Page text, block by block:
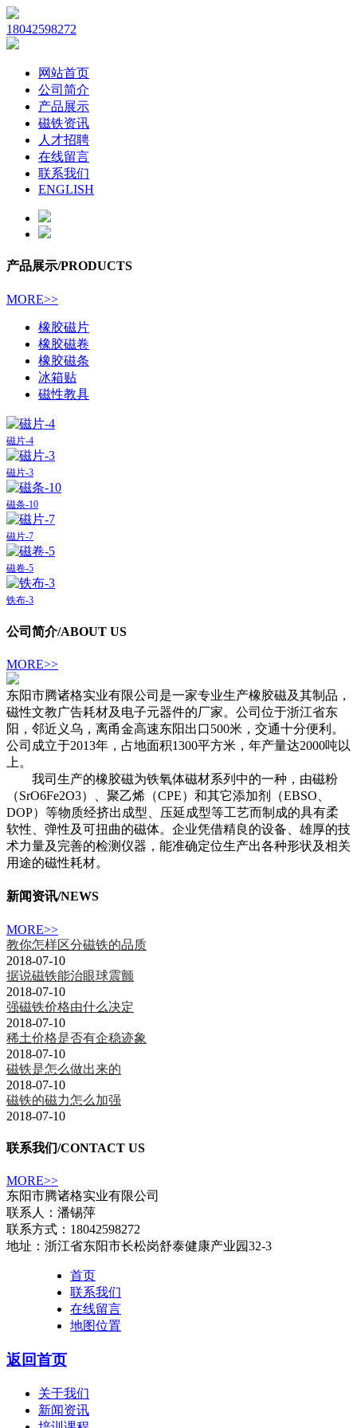
18042598272
网站首页
公司简介
产品展示
磁铁资讯
人才招聘
在线留言
联系我们
ENGLISH
产品展示/PRODUCTS
MORE>>
橡胶磁片
橡胶磁卷
橡胶磁条
冰箱贴
磁性教具
磁片-4
磁片-3
磁条-10
磁片-7
磁卷-5
铁布-3
公司简介/ABOUT US
MORE>>
东阳市腾诸格实业有限公司是一家专业生产橡胶磁及其制品，
磁性文教广告耗材及电子元器件的厂家。公司位于浙江省东
阳，邻近义乌，离甬金高速东阳出口500米，交通十分便利。
公司成立于2013年，占地面积1300平方米，年产量达2000吨以
上。
我司生产的橡胶磁为铁氧体磁材系列中的一种，由磁粉
（SrO6Fe2O3）、聚乙烯（CPE）和其它添加剂（EBSO、
DOP）等物质经挤出成型、压延成型等工艺而制成的具有柔
软性、弹性及可扭曲的磁体。企业凭借精良的设备、雄厚的技
术力量及完善的检测仪器，能准确定位生产出各种形状及相关
用途的磁性耗材。
新闻资讯/NEWS
MORE>>
教你怎样区分磁铁的品质
2018-07-10
据说磁铁能治眼球震颤
2018-07-10
强磁铁价格由什么决定
2018-07-10
稀土价格是否有企稳迹象
2018-07-10
磁铁是怎么做出来的
2018-07-10
磁铁的磁力怎么加强
2018-07-10
联系我们/CONTACT US
MORE>>
东阳市腾诸格实业有限公司
联系人：潘锡萍
联系方式：18042598272
地址：浙江省东阳市长松岗舒泰健康产业园32-3
首页
联系我们
在线留言
地图位置
返回首页
关于我们
新闻资讯